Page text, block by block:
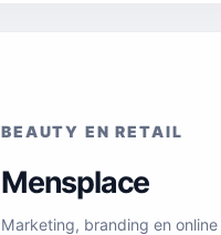
BEAUTY EN RETAIL
Mensplace
Marketing, branding en